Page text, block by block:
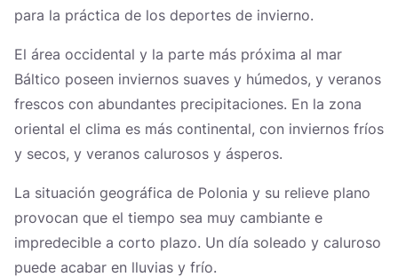
para la práctica de los deportes de invierno.
El área occidental y la parte más próxima al mar
Báltico poseen inviernos suaves y húmedos, y veranos
frescos con abundantes precipitaciones. En la zona
oriental el clima es más continental, con inviernos fríos
y secos, y veranos calurosos y ásperos.
La situación geográfica de Polonia y su relieve plano
provocan que el tiempo sea muy cambiante e
impredecible a corto plazo. Un día soleado y caluroso
puede acabar en lluvias y frío.